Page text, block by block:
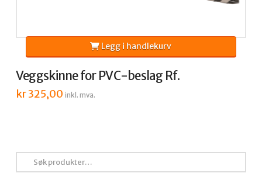
Veggskinne for PVC-beslag Rf.
kr325,00 inkl. mva.
Legg i handlekurv
etter: